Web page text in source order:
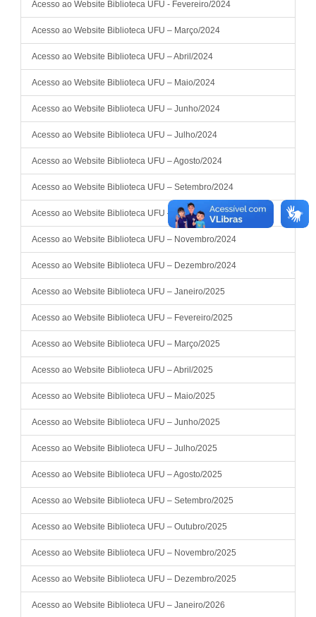
Acesso ao Website Biblioteca UFU - Fevereiro/2024
Acesso ao Website Biblioteca UFU – Março/2024
Acesso ao Website Biblioteca UFU – Abril/2024
Acesso ao Website Biblioteca UFU – Maio/2024
Acesso ao Website Biblioteca UFU – Junho/2024
Acesso ao Website Biblioteca UFU – Julho/2024
Acesso ao Website Biblioteca UFU – Agosto/2024
Acesso ao Website Biblioteca UFU – Setembro/2024
Acesso ao Website Biblioteca UFU – Outubro/2024
Acesso ao Website Biblioteca UFU – Novembro/2024
Acesso ao Website Biblioteca UFU – Dezembro/2024
Acesso ao Website Biblioteca UFU – Janeiro/2025
Acesso ao Website Biblioteca UFU – Fevereiro/2025
Acesso ao Website Biblioteca UFU – Março/2025
Acesso ao Website Biblioteca UFU – Abril/2025
Acesso ao Website Biblioteca UFU – Maio/2025
Acesso ao Website Biblioteca UFU – Junho/2025
Acesso ao Website Biblioteca UFU – Julho/2025
Acesso ao Website Biblioteca UFU – Agosto/2025
Acesso ao Website Biblioteca UFU – Setembro/2025
Acesso ao Website Biblioteca UFU – Outubro/2025
Acesso ao Website Biblioteca UFU – Novembro/2025
Acesso ao Website Biblioteca UFU – Dezembro/2025
Acesso ao Website Biblioteca UFU – Janeiro/2026